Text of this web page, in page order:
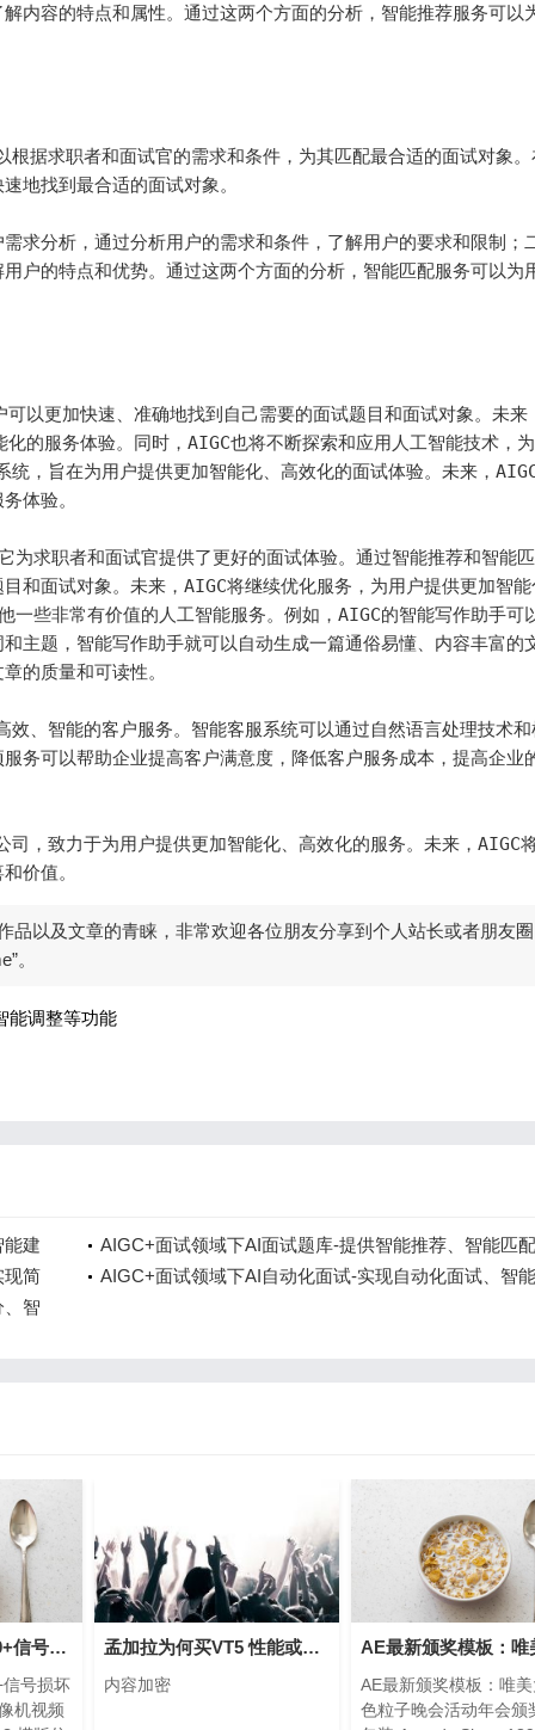
内容的特点和属性。通过这两个方面的分析，智能推荐服务可以
根据求职者和面试官的需求和条件，为其匹配最合适的面试对象
地找到最合适的面试对象。
求分析，通过分析用户的需求和条件，了解用户的要求和限制；
户的特点和优势。通过这两个方面的分析，智能匹配服务可以为
以更加快速、准确地找到自己需要的面试题目和面试对象。未来
的服务体验。同时，AIGC也将不断探索和应用人工智能技术，
，旨在为用户提供更加智能化、高效化的面试体验。未来，
体验。
求职者和面试官提供了更好的面试体验。通过智能推荐和智能
和面试对象。未来，AIGC将继续优化服务，为用户提供更加智
些非常有价值的人工智能服务。例如，AIGC的智能写作助手可
主题，智能写作助手就可以自动生成一篇通俗易懂、内容丰富的
的质量和可读性。
、智能的客户服务。智能客服系统可以通过自然语言处理技术
务可以帮助企业提高客户满意度，降低客户服务成本，提高企业
，致力于为用户提供更加智能化、高效化的服务。未来，AIGC
价值。
品以及文章的青睐，非常欢迎各位朋友分享到个人站长或者朋友
。
能调整等功能
建
AIGC+面试领域下AI面试题库-提供智能推荐、智能匹
服务
现简
AIGC+面试领域下AI自动化面试-实现自动化面试、智
智
Premiere模板-1000+信号损坏移动旋转扭曲冲击摄像机视频PR无缝转场
号损坏
机视频
孟加拉为何买VT5 性能或比我军自用版15轻坦更先进
内容加密
AE最新颁奖模板：唯
色粒子晚会活动年会颁